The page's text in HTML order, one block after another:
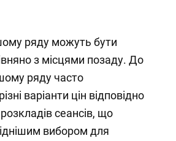
ряду можуть бути
з місцями позаду. До
ряду часто
варіанти цін відповідно
сеансів, що
вибором для